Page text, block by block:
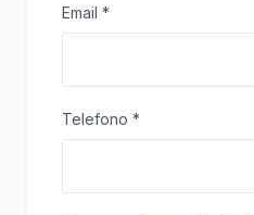
Email *
Telefono *